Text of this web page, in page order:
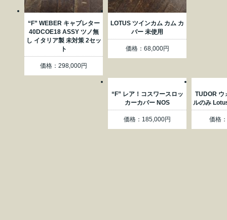
“F” WEBER キャブレター
40DCOE18 ASSY ツノ無
し イタリア製 未対策 2セッ
ト
価格：298,000円
LOTUS ツインカム カム カ
バー 未使用
価格：68,000円
“F” レア！コスワースロッ
カーカバー NOS
価格：185,000円
TUDOR ウ
ルのみ
価格